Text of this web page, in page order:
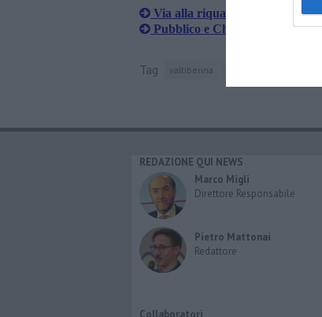
Via alla riqualificazione dei
Pubblico e Chef fanno
Tag valtiberina
REDAZIONE QUI NEWS
Marco Migli
Direttore Responsabile
Pietro Mattonai
Redattore